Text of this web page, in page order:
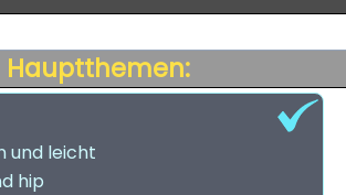
Hauptthemen:
und leicht
hip